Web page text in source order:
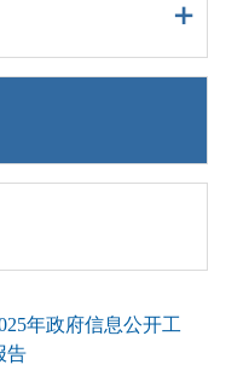
年政府信息公开工
告